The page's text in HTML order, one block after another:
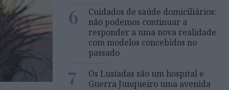
6
Cuidados de saúde domiciliários:
não podemos continuar a
responder a uma nova realidade
com modelos concebidos no
passado
7
Os Lusíadas são um hospital e
Guerra Junqueiro uma avenida